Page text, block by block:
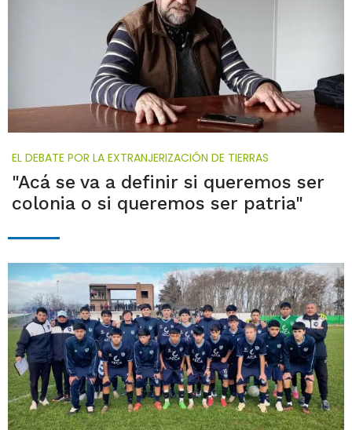
EL DEBATE POR LA EXTRANJERIZACIÓN DE TIERRAS
"Acá se va a definir si queremos ser
colonia o si queremos ser patria"